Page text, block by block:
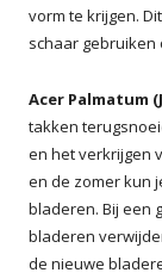
vorm te krijgen.
schaar gebruiken
Acer Palmatum
takken
en het verkrijgen
en de zomer kun
bladeren. Bij een
bladeren
de nieuwe